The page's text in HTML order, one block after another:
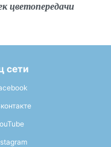
цветопередачи
сети